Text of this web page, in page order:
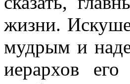
жизни.
мудрым и
иерархов